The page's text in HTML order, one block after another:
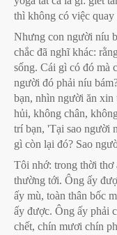
thì không có việc quay
Nhưng con người níu
chắc đã nghĩ khác:
sống. Cái gì có đó mà
người đó phải níu
bạn, nhìn người ăn xin
hủi, không chân,
trí bạn, 'Tại sao người
gì còn lại đó? Sao
Tôi nhớ: trong thời thơ
thường tới. Ông ấy
ấy mù, toàn thân bốc
ấy được. Ông ấy phải
chết, chín mươi chín